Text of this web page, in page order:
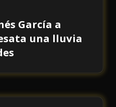
García a
una lluvia